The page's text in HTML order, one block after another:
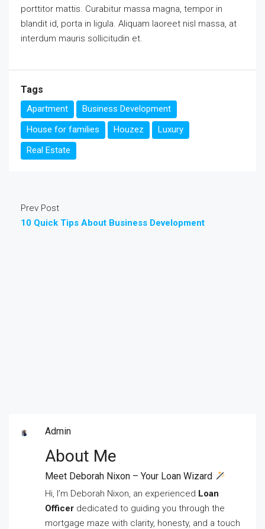
porttitor mattis. Curabitur massa magna, tempor in
blandit id, porta in ligula. Aliquam laoreet nisl massa, at
interdum mauris sollicitudin et.
Tags
Apartment
Business Development
House for families
Houzez
Luxury
Real Estate
Prev Post
10 Quick Tips About Business Development
Admin
About Me
Meet Deborah Nixon – Your Loan Wizard
Hi, I’m Deborah Nixon, an experienced Loan
Officer dedicated to guiding you through the
mortgage maze with clarity, honesty, and a touch